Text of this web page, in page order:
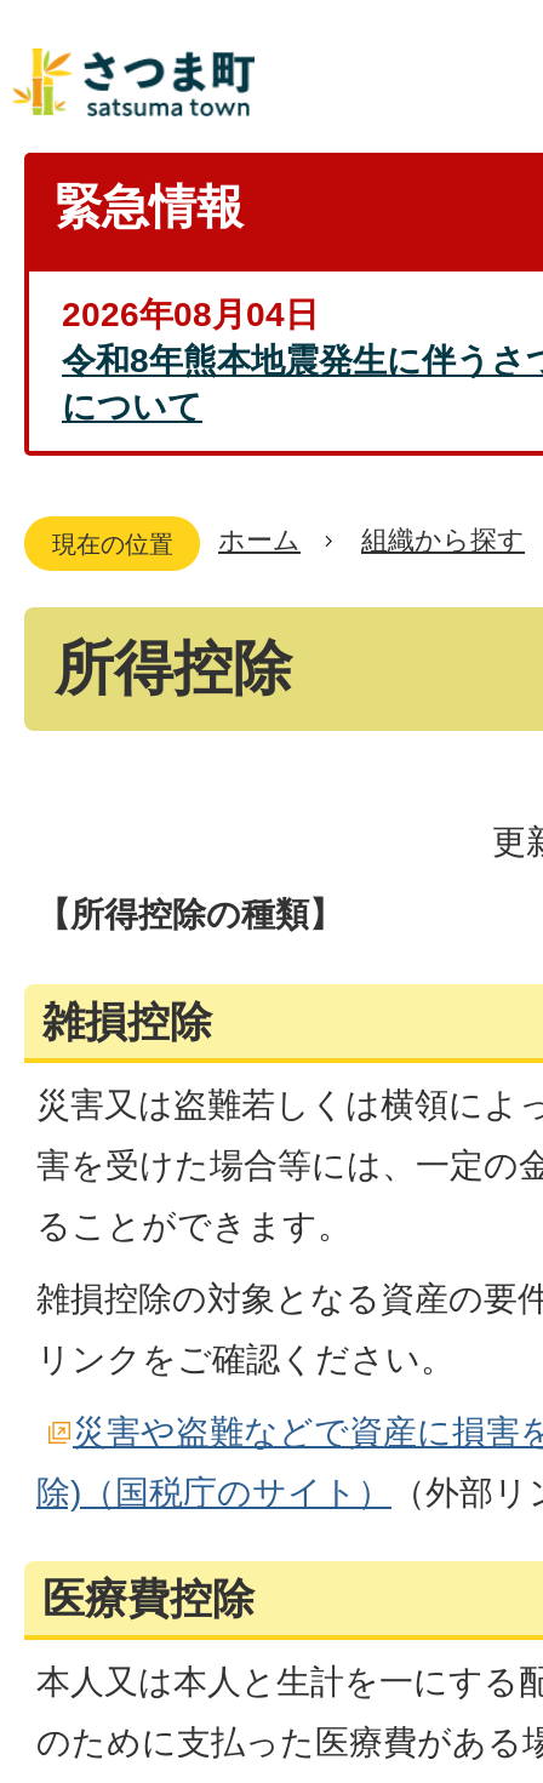
緊急情報
2026年08月04日
令和8年熊本地震発生に伴うさ
について
現在の位置 ホーム 組織から探す
所得控除
更
【所得控除の種類】
雑損控除
災害又は盗難若しくは横領によ
害を受けた場合等には、一定の
ることができます。
雑損控除の対象となる資産の要
リンクをご確認ください。
災害や盗難などで資産に損害
除)（国税庁のサイト）
（外部
医療費控除
本人又は本人と生計を一にする
のために支払った医療費がある